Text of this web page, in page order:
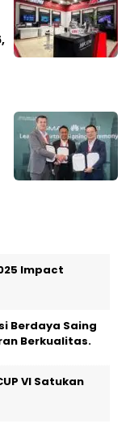
Impact
Berdaya Saing
Berkualitas.
VI Satukan